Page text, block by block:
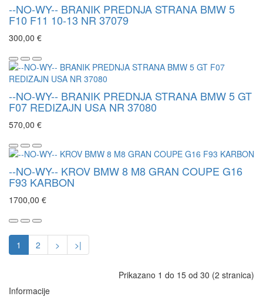
--NO-WY-- BRANIK PREDNJA STRANA BMW 5
F10 F11 10-13 NR 37079
300,00 €
--NO-WY-- BRANIK PREDNJA STRANA BMW 5 GT
F07 REDIZAJN USA NR 37080
570,00 €
--NO-WY-- KROV BMW 8 M8 GRAN COUPE G16
F93 KARBON
1700,00 €
1 2 > >|
Prikazano 1 do 15 od 30 (2 stranica)
Informacije